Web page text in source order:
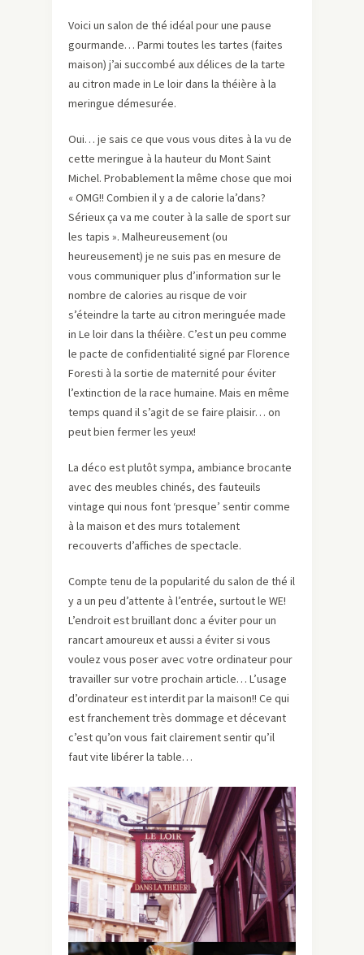
Voici un salon de thé idéal pour une pause
gourmande… Parmi toutes les tartes (faites
maison) j’ai succombé aux délices de la tarte
au citron made in Le loir dans la théière à la
meringue démesurée.
Oui… je sais ce que vous vous dites à la vu de
cette meringue à la hauteur du Mont Saint
Michel. Probablement la même chose que moi
« OMG!! Combien il y a de calorie la’dans?
Sérieux ça va me couter à la salle de sport sur
les tapis ». Malheureusement (ou
heureusement) je ne suis pas en mesure de
vous communiquer plus d’information sur le
nombre de calories au risque de voir
s’éteindre la tarte au citron meringuée made
in Le loir dans la théière. C’est un peu comme
le pacte de confidentialité signé par Florence
Foresti à la sortie de maternité pour éviter
l’extinction de la race humaine. Mais en même
temps quand il s’agit de se faire plaisir… on
peut bien fermer les yeux!
La déco est plutôt sympa, ambiance brocante
avec des meubles chinés, des fauteuils
vintage qui nous font ‘presque’ sentir comme
à la maison et des murs totalement
recouverts d’affiches de spectacle.
Compte tenu de la popularité du salon de thé il
y a un peu d’attente à l’entrée, surtout le WE!
L’endroit est bruillant donc a éviter pour un
rancart amoureux et aussi a éviter si vous
voulez vous poser avec votre ordinateur pour
travailler sur votre prochain article… L’usage
d’ordinateur est interdit par la maison!! Ce qui
est franchement très dommage et décevant
c’est qu’on vous fait clairement sentir qu’il
faut vite libérer la table…